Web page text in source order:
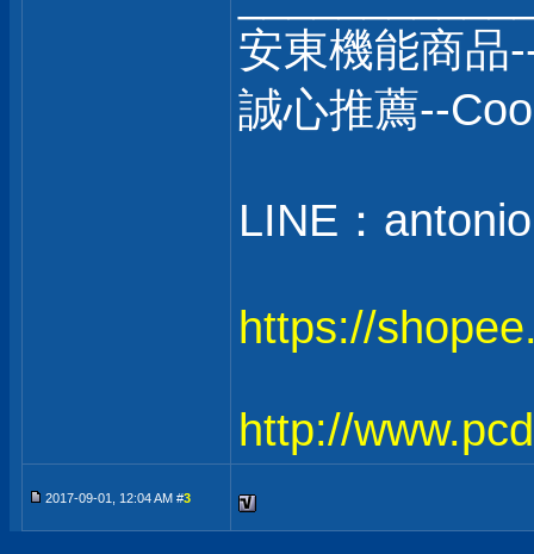
安東機能商品
誠心推薦--
LINE：
https://
http://
2017-09-01, 12:04 AM #3